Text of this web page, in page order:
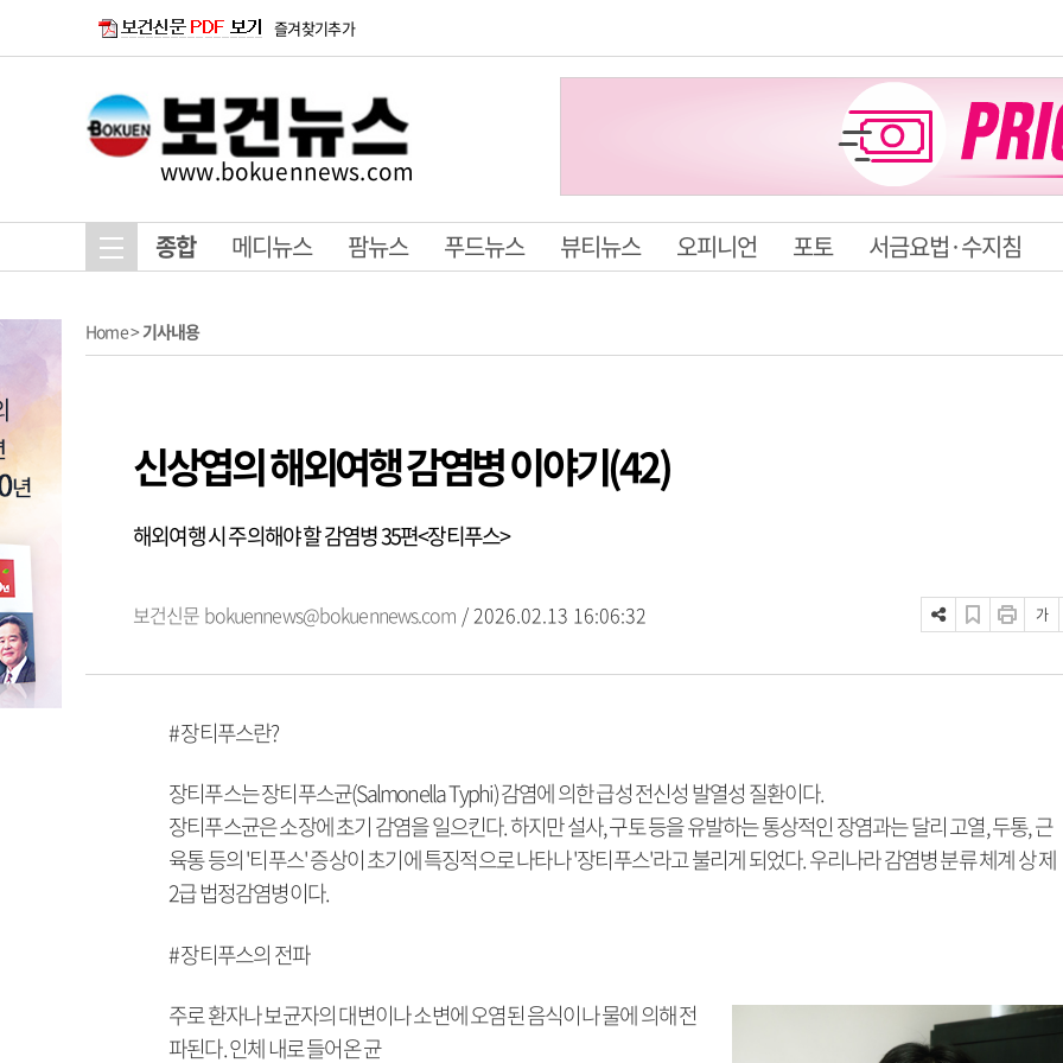
즐겨찾기추가
www.bokuennews.com
종합 메디뉴스 팜뉴스 푸드뉴스 뷰티뉴스 오피니언 포토 서금요법·수지침
Home>기사내용
신상엽의 해외여행 감염병 이야기(42)
해외여행 시 주의해야 할 감염병 35편<장티푸스>
보건신문 bokuennews@bokuennews.com / 2026.02.13 16:06:32 가
# 장티푸스란?
장티푸스는 장티푸스균(Salmonella Typhi) 감염에 의한 급성 전신성 발열성 질환이다.
장티푸스균은 소장에 초기 감염을 일으킨다. 하지만 설사, 구토 등을 유발하는 통상적인 장염과는 달리 고열, 두통, 근
육통 등의 '티푸스' 증상이 초기에 특징적으로 나타나 '장티푸스'라고 불리게 되었다. 우리나라 감염병 분류 체계 상 제
2급 법정감염병이다.
# 장티푸스의 전파
주로 환자나 보균자의 대변이나 소변에 오염된 음식이나 물에 의해 전
파된다. 인체 내로 들어온 균